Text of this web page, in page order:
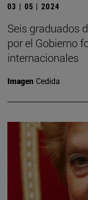
03 | 05 | 2024
Seis graduados
por el Gobierno
internacionales
Imagen Cedida